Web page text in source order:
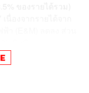
ของรายได้รวม)
รเปลี่ยนแปลงวิธี